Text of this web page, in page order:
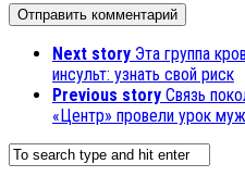
Next story Эта группа
инсульт: узнать свой риск
Previous story Связь
«Центр» провели урок